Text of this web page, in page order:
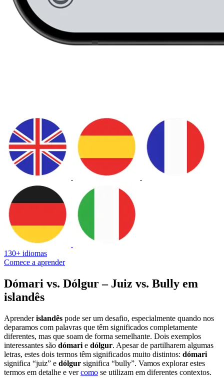
130+ idiomas
Comece a aprender
Dómari vs. Dólgur – Juiz vs. Bully em
islandês
Aprenderislandês pode ser um desafio, especialmente quando nos
deparamos com palavras que têm significados completamente
diferentes, mas que soam de forma semelhante. Dois exemplos
interessantes são dómari e dólgur. Apesar de partilharem algumas
letras, estes dois termos têm significados muito distintos: dómari
significa “juiz” e dólgur significa “bully”. Vamos explorar estes
termos em detalhe e vercomo se utilizam em diferentes contextos.